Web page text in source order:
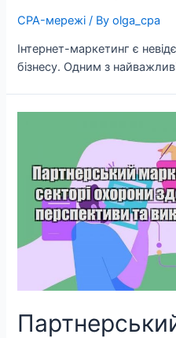
CPA-мережі / Byolga_cpa
Інтернет-маркетинг є
бізнесу. Одним з